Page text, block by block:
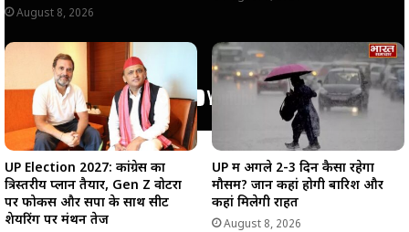
August 8, 2026
UP Election 2027: कांग्रेस का
त्रिस्तरीय प्लान तैयार, Gen Z वोटरों
पर फोकस और सपा के साथ सीट
शेयरिंग पर मंथन तेज
UP में अगले 2-3 दिन कैसा रहेगा
मौसम? जानें कहां होगी बारिश और
कहां मिलेगी राहत
August 8, 2026